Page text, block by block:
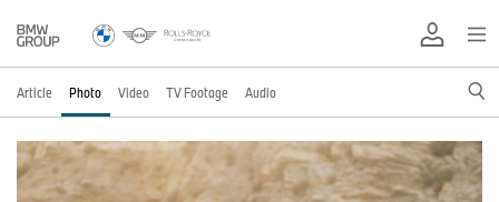
Article Photo Video TV Footage Audio